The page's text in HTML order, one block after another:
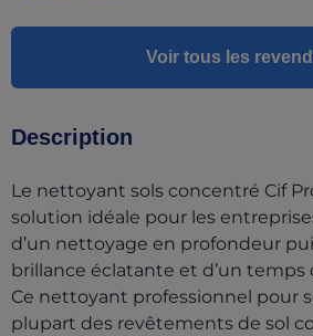
Voir tous les
Description
Le nettoyant sols concentré Cif
solution idéale pour les
d’un nettoyage en profondeur
brillance éclatante et d’un temps
Ce nettoyant professionnel pour
plupart des revêtements de sol